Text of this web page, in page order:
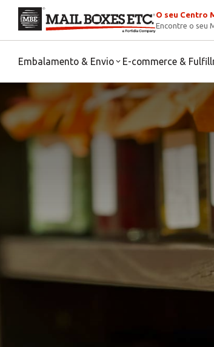
O seu Centro
Encontre o seu
Embalamento & Envio E-commerce &